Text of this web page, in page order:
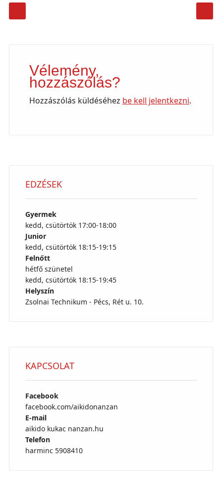
Post navigation
Vélemény,
hozzászólás?
Hozzászólás küldéséhez be kell jelentkezni.
EDZÉSEK
Gyermek
kedd, csütörtök 17:00-18:00
Junior
kedd, csütörtök 18:15-19:15
Felnőtt
hétfő szünetel
kedd, csütörtök 18:15-19:45
Helyszín
Zsolnai Technikum - Pécs, Rét u. 10.
KAPCSOLAT
Facebook
facebook.com/aikidonanzan
E-mail
aikido kukac nanzan.hu
Telefon
harminc 5908410